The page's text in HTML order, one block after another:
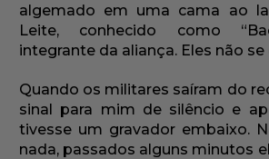
algemado em uma cama ao
Leite, conhecido como
integrante da aliança. Eles não
Quando os militares saíram do
sinal para mim de silêncio e
tivesse um gravador embaixo.
nada, passados alguns minutos